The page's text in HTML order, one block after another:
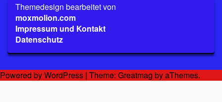
Themedesign bearbeitet von
moxmolion.com
Impressum und Kontakt
Datenschutz
Powered by WordPress | Theme: Greatmag by aThemes.